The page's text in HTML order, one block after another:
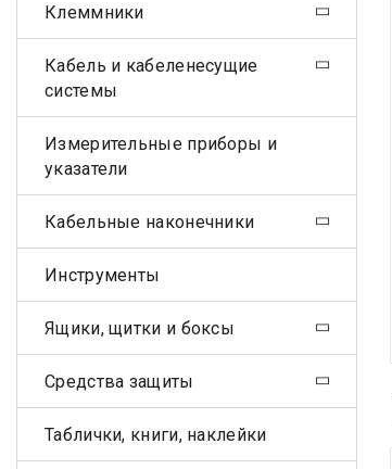
Клеммники
Кабель и кабеленесущие
системы
Измерительные приборы и
указатели
Кабельные наконечники
Инструменты
Ящики, щитки и боксы
Средства защиты
Таблички, книги, наклейки